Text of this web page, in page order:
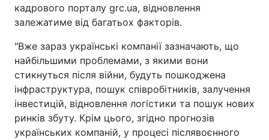
кадрового порталу grc.ua, відновлення
залежатиме від багатьох факторів.
"Вже зараз українські компанії зазначають, що
найбільшими проблемами, з якими вони
стикнуться після війни, будуть пошкоджена
інфраструктура, пошук співробітників, залучення
інвестицій, відновлення логістики та пошук нових
ринків збуту. Крім цього, згідно прогнозів
українських компаній, у процесі післявоєнного